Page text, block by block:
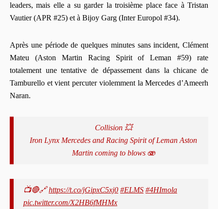
leaders, mais elle a su garder la troisième place face à Tristan
Vautier (APR #25) et à Bijoy Garg (Inter Europol #34).
Après une période de quelques minutes sans incident, Clément
Mateu (Aston Martin Racing Spirit of Leman #59) rate
totalement une tentative de dépassement dans la chicane de
Tamburello et vient percuter violemment la Mercedes d’Ameerh
Naran.
Collision 💥
Iron Lynx Mercedes and Racing Spirit of Leman Aston
Martin coming to blows 🫨
📺🔴🔗https://t.co/jGipxC5xj0 #ELMS #4HImola
pic.twitter.com/X2HB6fMHMx